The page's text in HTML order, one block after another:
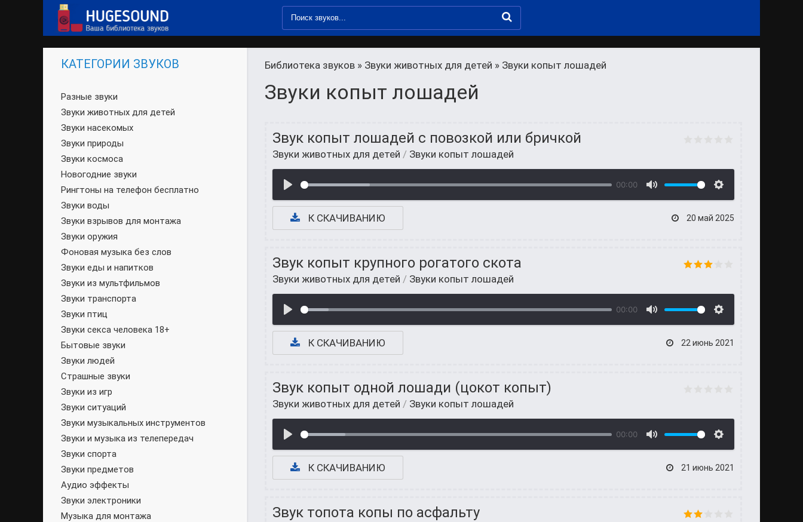
Библиотека звуков » Звуки животных для детей » Звуки копыт лошадей
Звуки копыт лошадей
Звук копыт лошадей с повозкой или бричкой
Звуки животных для детей / Звуки копыт лошадей
00:00
К СКАЧИВАНИЮ 20 май 2025
Звук копыт крупного рогатого скота
Звуки животных для детей / Звуки копыт лошадей
00:00
К СКАЧИВАНИЮ 22 июнь 2021
Звук копыт одной лошади (цокот копыт)
Звуки животных для детей / Звуки копыт лошадей
00:00
К СКАЧИВАНИЮ 21 июнь 2021
Звук топота копы по асфальту
КАТЕГОРИИ ЗВУКОВ
Разные звуки
Звуки животных для детей
Звуки насекомых
Звуки природы
Звуки космоса
Новогодние звуки
Рингтоны на телефон бесплатно
Звуки воды
Звуки взрывов для монтажа
Звуки оружия
Фоновая музыка без слов
Звуки еды и напитков
Звуки из мультфильмов
Звуки транспорта
Звуки птиц
Звуки секса человека 18+
Бытовые звуки
Звуки людей
Страшные звуки
Звуки из игр
Звуки ситуаций
Звуки музыкальных инструментов
Звуки и музыка из телепередач
Звуки спорта
Звуки предметов
Аудио эффекты
Звуки электроники
Музыка для монтажа